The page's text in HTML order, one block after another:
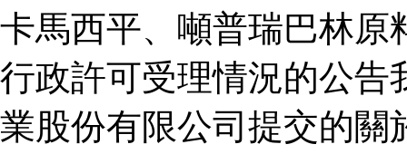
卡馬西平、噸普瑞巴林原
行政許可受理情況的公告
業股份有限公司提交的關